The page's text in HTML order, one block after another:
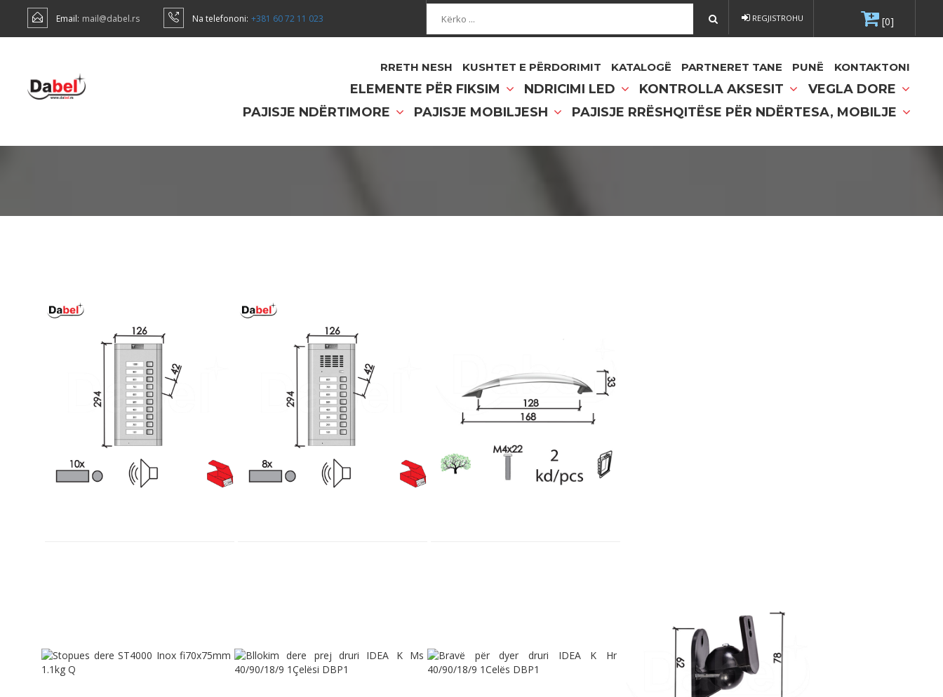
Email: mail@dabel.rs Na telefononi: +381 60 72 11 023 REGJISTROHU [0]
KONTAKTONI
PUNË
PARTNERET TANE
KATALOGË
KUSHTET E PËRDORIMIT
RRETH NESH
VEGLA DORE
KONTROLLA AKSESIT
NDRICIMI LED
ELEMENTE PËR FIKSIM
PAJISJE RRËSHQITËSE PËR NDËRTESA, MOBILJE
PAJISJE MOBILJESH
PAJISJE NDËRTIMORE